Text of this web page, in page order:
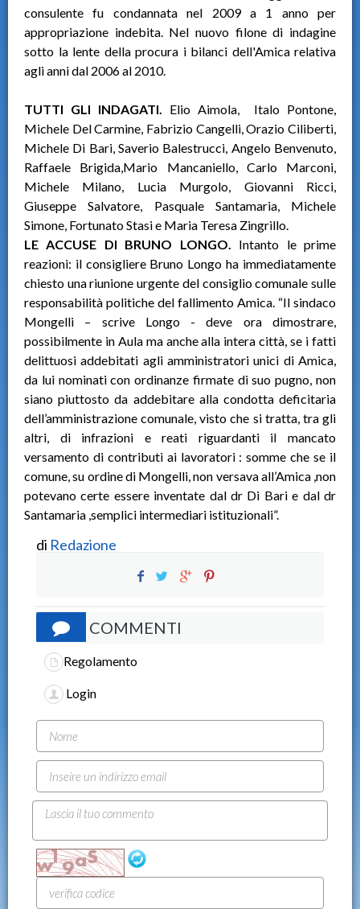
consulente fu condannata nel 2009 a 1 anno per
appropriazione indebita. Nel nuovo filone di indagine
sotto la lente della procura i bilanci dell'Amica relativa
agli anni dal 2006 al 2010.
TUTTI GLI INDAGATI. Elio Aimola, Italo Pontone,
Michele Del Carmine, Fabrizio Cangelli, Orazio Ciliberti,
Michele Di Bari, Saverio Balestrucci, Angelo Benvenuto,
Raffaele Brigida,Mario Mancaniello, Carlo Marconi,
Michele Milano, Lucia Murgolo, Giovanni Ricci,
Giuseppe Salvatore, Pasquale Santamaria, Michele
Simone, Fortunato Stasi e Maria Teresa Zingrillo.
LE ACCUSE DI BRUNO LONGO. Intanto le prime
reazioni: il consigliere Bruno Longo ha immediatamente
chiesto una riunione urgente del consiglio comunale sulle
responsabilità politiche del fallimento Amica. “Il sindaco
Mongelli – scrive Longo - deve ora dimostrare,
possibilmente in Aula ma anche alla intera città, se i fatti
delittuosi addebitati agli amministratori unici di Amica,
da lui nominati con ordinanze firmate di suo pugno, non
siano piuttosto da addebitare alla condotta deficitaria
dell’amministrazione comunale, visto che si tratta, tra gli
altri, di infrazioni e reati riguardanti il mancato
versamento di contributi ai lavoratori : somme che se il
comune, su ordine di Mongelli, non versava all’Amica ,non
potevano certe essere inventate dal dr Di Bari e dal dr
Santamaria ,semplici intermediari istituzionali”.
di Redazione
COMMENTI
Regolamento
Login